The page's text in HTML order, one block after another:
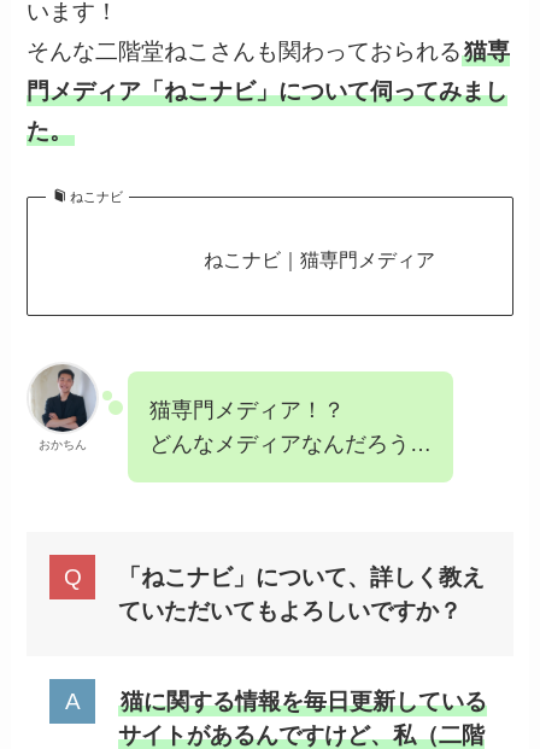
います！
そんな二階堂ねこさんも関わっておられる猫専
門メディア「ねこナビ」について伺ってみまし
た。
ねこナビ
ねこナビ｜猫専門メディア
おかちん
猫専門メディア！？
どんなメディアなんだろう…
「ねこナビ」について、詳しく教え
ていただいてもよろしいですか？
猫に関する情報を毎日更新している
サイトがあるんですけど、私（二階